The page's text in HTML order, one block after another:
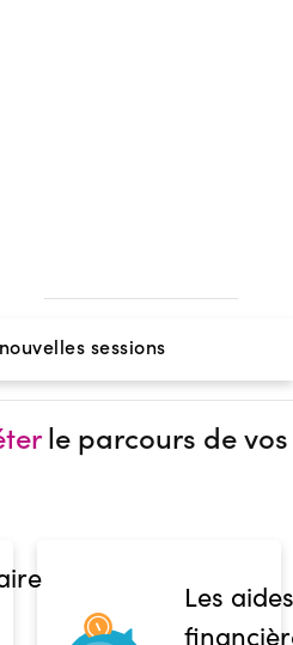
sessions
le parcours de vos
Les aides